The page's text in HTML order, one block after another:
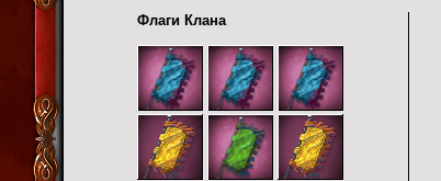
Флаги Клана